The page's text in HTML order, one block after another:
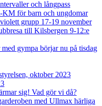
och långpass
KM för barn och ungdomar
grupp 17-19 november
till Kilsbergen 9-12:e
gympa börjar nu på tisdag
oktober 2023
sig! Vad gör vi då?
med Ullmax härliga